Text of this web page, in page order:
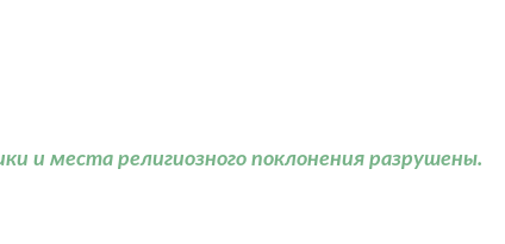
и места религиозного поклонения разрушены.